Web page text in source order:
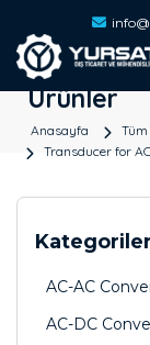
Ürünler
Anasayfa
Transducer for
Kategoriler
AC-AC
AC-DC